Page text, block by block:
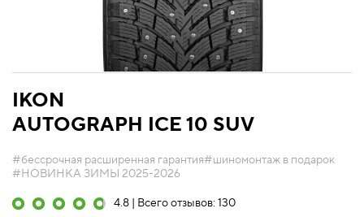
IKON
AUTOGRAPH ICE 10 SUV
#бессрочная расширенная гарантия#шиномонтаж в подарок
#НОВИНКА ЗИМЫ 2025-2026
4.8 | Всего отзывов: 130